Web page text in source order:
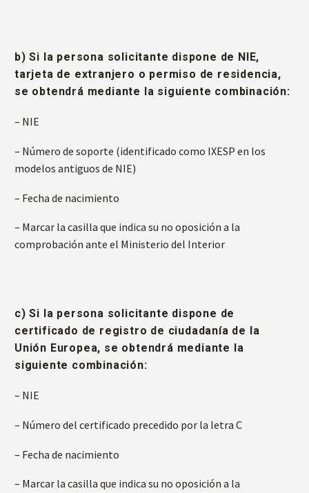
b) Si la persona solicitante dispone de NIE,
tarjeta de extranjero o permiso de residencia,
se obtendrá mediante la siguiente combinación:
– NIE
– Número de soporte (identificado como IXESP en los
modelos antiguos de NIE)
– Fecha de nacimiento
– Marcar la casilla que indica su no oposición a la
comprobación ante el Ministerio del Interior
c) Si la persona solicitante dispone de
certificado de registro de ciudadanía de la
Unión Europea, se obtendrá mediante la
siguiente combinación:
– NIE
– Número del certificado precedido por la letra C
– Fecha de nacimiento
– Marcar la casilla que indica su no oposición a la